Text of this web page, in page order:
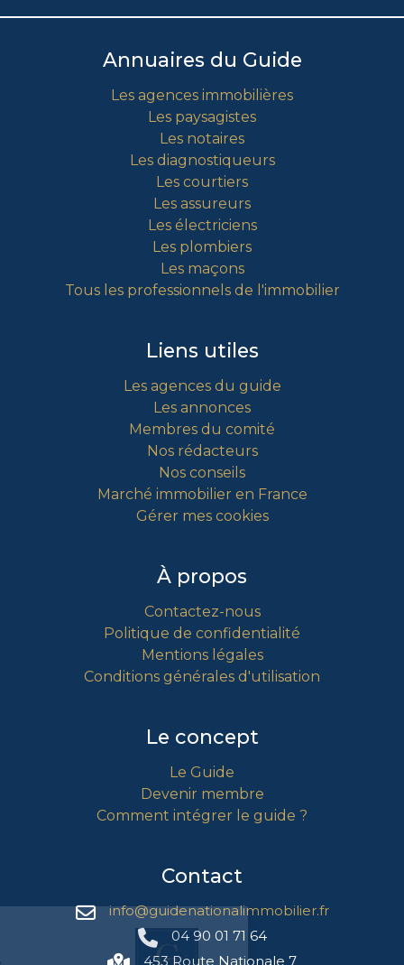
Annuaires du Guide
Les agences immobilières
Les paysagistes
Les notaires
Les diagnostiqueurs
Les courtiers
Les assureurs
Les électriciens
Les plombiers
Les maçons
Tous les professionnels de l'immobilier
Liens utiles
Les agences du guide
Les annonces
Membres du comité
Nos rédacteurs
Nos conseils
Marché immobilier en France
Gérer mes cookies
À propos
Contactez-nous
Politique de confidentialité
Mentions légales
Conditions générales d'utilisation
Le concept
Le Guide
Devenir membre
Comment intégrer le guide ?
Contact
info@guidenationalimmobilier.fr
04 90 01 71 64
453 Route Nationale 7
des Cookies